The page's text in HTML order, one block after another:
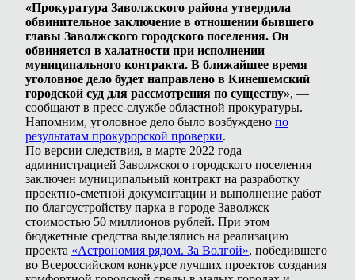
«Прокуратура Заволжского района утвердила
обвинительное заключение в отношении бывшего
главы Заволжского городского поселения. Он
обвиняется в халатности при исполнении
муниципального контракта. В ближайшее время
уголовное дело будет направлено в Кинешемский
городской суд для рассмотрения по существу», —
сообщают в пресс-службе областной прокуратуры.
Напомним, уголовное дело было возбуждено по
результатам прокурорской проверки.
По версии следствия, в марте 2022 года
администрацией Заволжского городского поселения
заключен муниципальный контракт на разработку
проектно-сметной документации и выполнение работ
по благоустройству парка в городе Заволжск
стоимостью 50 миллионов рублей. При этом
бюджетные средства выделялись на реализацию
проекта «Астрономия рядом. За Волгой», победившего
во Всероссийском конкурсе лучших проектов создания